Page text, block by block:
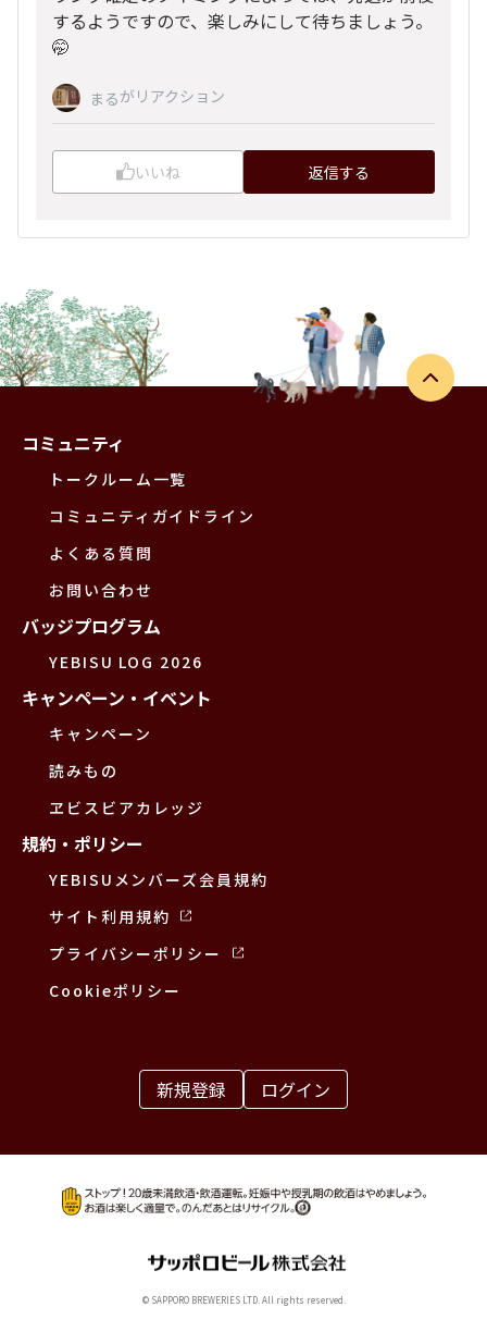
するようですので、楽しみにして待ちましょう。
🤭
まるがリアクション
いいね 返信する
コミュニティ
トークルーム一覧
コミュニティガイドライン
よくある質問
お問い合わせ
バッジプログラム
YEBISU LOG 2026
キャンペーン・イベント
キャンペーン
読みもの
ヱビスビアカレッジ
規約・ポリシー
YEBISUメンバーズ会員規約
サイト利用規約
プライバシーポリシー
Cookieポリシー
新規登録 ログイン
© SAPPORO BREWERIES LTD. All rights reserved.